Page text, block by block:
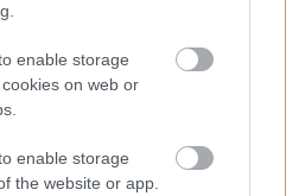
enable storage
on web or
enable storage
the website or app.